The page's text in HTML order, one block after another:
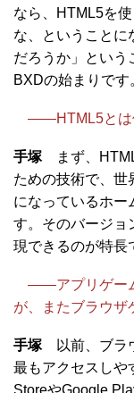
なら、HTML5を
な、ということに
だろうか」という
BXDの始まりです
――HTML5とは
手塚まず、HTML
ための技術で、世
になっているホー
す。そのバージョ
現できるのが特長
――アプリゲーム
が、またブラウザ
手塚以前、ブラ
最もアクセスしや